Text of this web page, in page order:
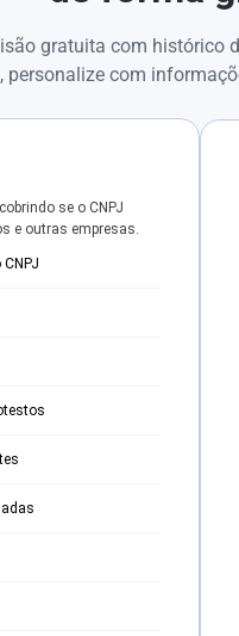
gratuita com
personalize com
se o CNPJ
e outras empresas.